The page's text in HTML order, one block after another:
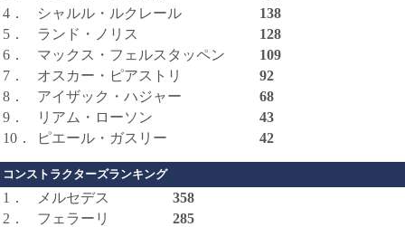
4．
シャルル・ルクレール
138
5．
ランド・ノリス
128
6．
マックス・フェルスタッペン
109
7．
オスカー・ピアストリ
92
8．
アイザック・ハジャー
68
9．
リアム・ローソン
43
10．
ピエール・ガスリー 42
コンストラクターズランキング
1． メルセデス
358
2．
フェラーリ
285